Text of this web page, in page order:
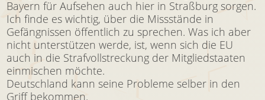
Bayern für Aufsehen auch hier in Straßburg sorgen.
Ich finde es wichtig, über die Missstände in
Gefängnissen öffentlich zu sprechen. Was ich aber
nicht unterstützen werde, ist, wenn sich die EU
auch in die Strafvollstreckung der Mitgliedstaaten
einmischen möchte.
Deutschland kann seine Probleme selber in den
Griff bekommen.